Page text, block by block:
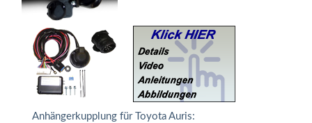
Anhängerkupplung für Toyota Auris: